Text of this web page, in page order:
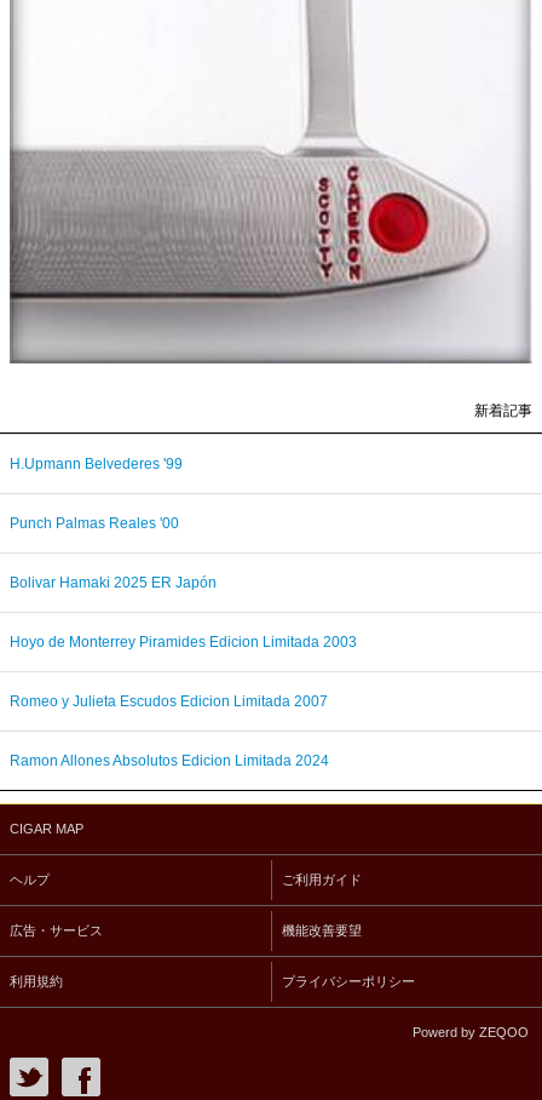
新着記事
H.Upmann Belvederes '99
Punch Palmas Reales '00
Bolivar Hamaki 2025 ER Japón
Hoyo de Monterrey Piramides Edicion Limitada 2003
Romeo y Julieta Escudos Edicion Limitada 2007
Ramon Allones Absolutos Edicion Limitada 2024
CIGAR MAP
ヘルプ ご利用ガイド
広告・サービス 機能改善要望
利用規約 プライバシーポリシー
Powerd by ZEQOO